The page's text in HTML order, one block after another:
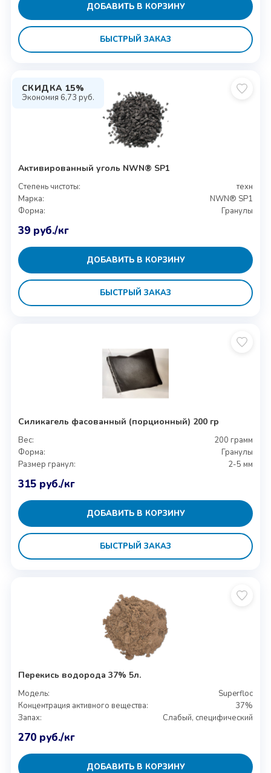
ДОБАВИТЬ В КОРЗИНУ
БЫСТРЫЙ ЗАКАЗ
СКИДКА 15%
Экономия 6,73 руб.
Активированный уголь NWN® SP1
Степень чистоты:
техн
Марка:
NWN® SP1
Форма:
Гранулы
39 руб./кг
ДОБАВИТЬ В КОРЗИНУ
БЫСТРЫЙ ЗАКАЗ
Силикагель фасованный (порционный) 200 гр
Вес:
200 грамм
Форма:
Гранулы
Размер гранул:
2-5 мм
315 руб./кг
ДОБАВИТЬ В КОРЗИНУ
БЫСТРЫЙ ЗАКАЗ
Перекись водорода 37% 5л.
Модель:
Superfloc
Концентрация активного вещества:
37%
Запах:
Слабый, специфический
270 руб./кг
ДОБАВИТЬ В КОРЗИНУ